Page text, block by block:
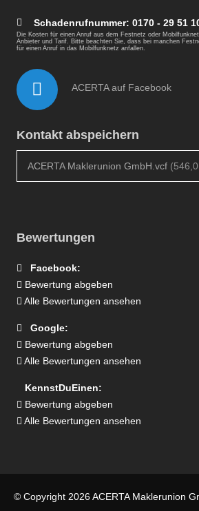
Schadenrufnummer:0170 - 29 51
Die Kosten für einen Anruf aus dem Festnetz oder
Anbieter und Tarif. Bitte beachten Sie, dass bei manchen
für einen Anruf in das Mobilfunknetz anfallen.
ACERTA auf Facebook
Kontakt abspeichern
ACERTA Maklerunion GmbH.vcf
Bewertungen
Facebook:
Bewertung abgeben
Alle Bewertungen ansehen
Google:
Bewertung abgeben
Alle Bewertungen ansehen
KennstDuEinen:
Bewertung abgeben
Alle Bewertungen ansehen
© Copyright 2026 ACERTA Maklerunion